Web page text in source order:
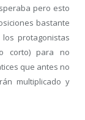
pero esto
bastante
protagonistas
corto) para no
que antes no
multiplicado y